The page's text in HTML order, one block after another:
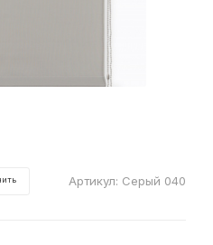
Артикул: Серый 040